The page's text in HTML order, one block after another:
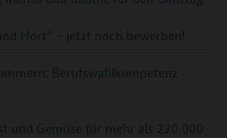
Hort“ – jetzt noch bewerben!
Berufswahlkompetenz
und Gemüse für mehr als 220.000